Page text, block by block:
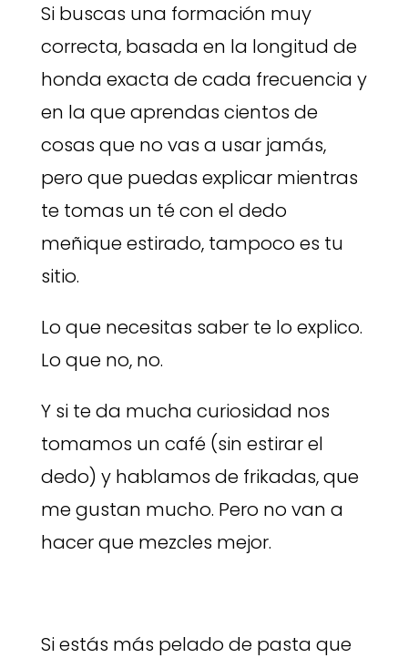
Si buscas una formación muy
correcta, basada en la longitud de
honda exacta de cada frecuencia y
en la que aprendas cientos de
cosas que no vas a usar jamás,
pero que puedas explicar mientras
te tomas un té con el dedo
meñique estirado, tampoco es tu
sitio.
Lo que necesitas saber te lo explico.
Lo que no, no.
Y si te da mucha curiosidad nos
tomamos un café (sin estirar el
dedo) y hablamos de frikadas, que
me gustan mucho. Pero no van a
hacer que mezcles mejor.
Si estás más pelado de pasta que